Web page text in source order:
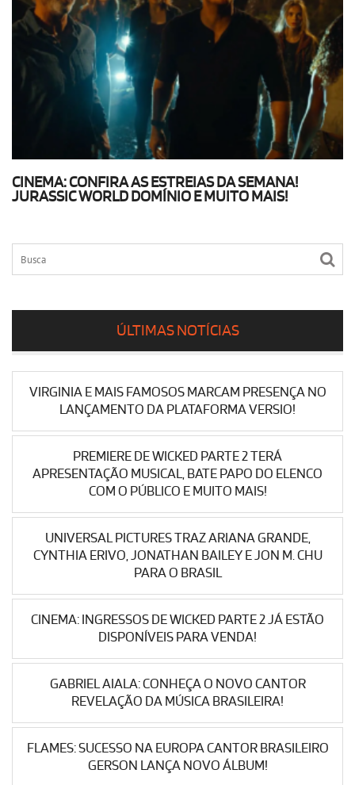
CINEMA: CONFIRA AS ESTREIAS DA SEMANA!
JURASSIC WORLD DOMÍNIO E MUITO MAIS!
ÚLTIMAS NOTÍCIAS
VIRGINIA E MAIS FAMOSOS MARCAM PRESENÇA NO
LANÇAMENTO DA PLATAFORMA VERSIO!
PREMIERE DE WICKED PARTE 2 TERÁ
APRESENTAÇÃO MUSICAL, BATE PAPO DO ELENCO
COM O PÚBLICO E MUITO MAIS!
UNIVERSAL PICTURES TRAZ ARIANA GRANDE,
CYNTHIA ERIVO, JONATHAN BAILEY E JON M. CHU
PARA O BRASIL
CINEMA: INGRESSOS DE WICKED PARTE 2 JÁ ESTÃO
DISPONÍVEIS PARA VENDA!
GABRIEL AIALA: CONHEÇA O NOVO CANTOR
REVELAÇÃO DA MÚSICA BRASILEIRA!
FLAMES: SUCESSO NA EUROPA CANTOR BRASILEIRO
GERSON LANÇA NOVO ÁLBUM!